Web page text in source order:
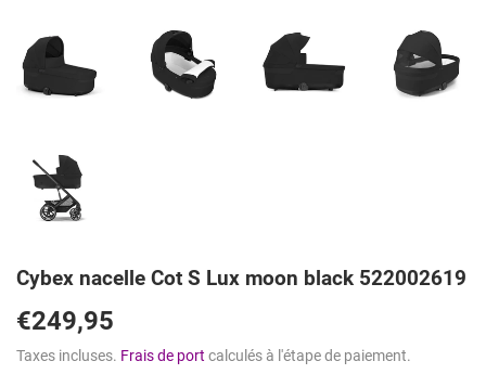
Cybex nacelle Cot S Lux moon black 522002619
€249,95
Taxes incluses. Frais de port calculés à l'étape de paiement.